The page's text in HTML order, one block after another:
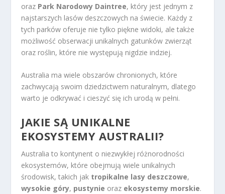
oraz Park Narodowy Daintree, który jest jednym z
najstarszych lasów deszczowych na świecie. Każdy z
tych parków oferuje nie tylko piękne widoki, ale także
możliwość obserwacji unikalnych gatunków zwierząt
oraz roślin, które nie występują nigdzie indziej.
Australia ma wiele obszarów chronionych, które
zachwycają swoim dziedzictwem naturalnym, dlatego
warto je odkrywać i cieszyć się ich urodą w pełni.
JAKIE SĄ UNIKALNE
EKOSYSTEMY AUSTRALII?
Australia to kontynent o niezwykłej różnorodności
ekosystemów, które obejmują wiele unikalnych
środowisk, takich jak tropikalne lasy deszczowe,
wysokie góry, pustynie oraz ekosystemy morskie.